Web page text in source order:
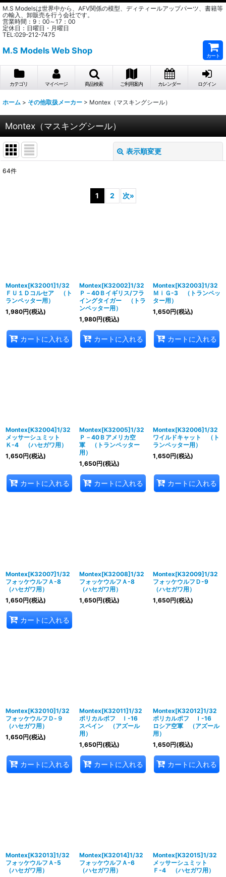
M.S Modelsは世界中から、AFV関係の模型、ディティールアップパーツ、書籍等
の輸入、卸販売を行う会社です。
営業時間：9：00～17：00
定休日：日曜日・月曜日
TEL:029-212-7475
M.S Models Web Shop
カート
カテゴリ マイページ 商品検索 ご利用案内 カレンダー ログイン
ホーム > その他取扱メーカー > Montex（マスキングシール）
Montex（マスキングシール）
表示順変更
64件
1 2 次»
Montex[K32001]1/32
ＦＵ１Ｄコルセア （ト
ランペッター用）
1,980円(税込)
カートに入れる
Montex[K32002]1/32
Ｐ－40Ｂイギリス/フラ
イングタイガー （トラ
ンペッター用）
1,980円(税込)
カートに入れる
Montex[K32003]1/32
ＭｉＧ-3 （トランペッ
ター用）
1,650円(税込)
カートに入れる
Montex[K32004]1/32
メッサーシュミット
Ｋ-4 （ハセガワ用）
1,650円(税込)
カートに入れる
Montex[K32005]1/32
Ｐ－40Ｂアメリカ空
軍 （トランペッター
用）
1,650円(税込)
カートに入れる
Montex[K32006]1/32
ワイルドキャット （ト
ランペッター用）
1,650円(税込)
カートに入れる
Montex[K32007]1/32
フォッケウルフＡ-8
（ハセガワ用）
1,650円(税込)
カートに入れる
Montex[K32008]1/32
フォッケウルフＡ-8
（ハセガワ用）
1,650円(税込)
Montex[K32009]1/32
フォッケウルフＤ-9
（ハセガワ用）
1,650円(税込)
Montex[K32010]1/32
フォッケウルフＤ-９
（ハセガワ用）
1,650円(税込)
カートに入れる
Montex[K32011]1/32
ポリカルポフ Ｉ-16
スペイン （アズール
用）
1,650円(税込)
カートに入れる
Montex[K32012]1/32
ポリカルポフ Ｉ-16
ロシア空軍 （アズール
用）
1,650円(税込)
カートに入れる
Montex[K32013]1/32
フォッケウルフＡ-5
（ハセガワ用）
Montex[K32014]1/32
フォッケウルフＡ-6
（ハセガワ用）
Montex[K32015]1/32
メッサーシュミット
Ｆ-4 （ハセガワ用）